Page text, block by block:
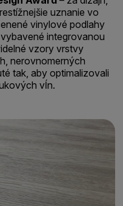
uznanie vo
vinylové podlahy
integrovanou
vzory vrstvy
nerovnomerných
tak, aby optimalizovali
vĺn.